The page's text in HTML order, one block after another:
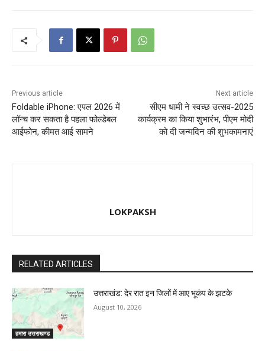
n
Previous article
Foldable iPhone: एपल 2026 में
लॉन्च कर सकता है पहला फोल्डेबल
आईफोन, कीमत आई सामने
Next article
सीएम धामी ने स्वच्छ उत्सव-2025
कार्यक्रम का किया शुभारंभ, पीएम मोदी
को दी जन्मदिन की शुभकामनाएं
LOKPAKSH
RELATED ARTICLES
हमारा उत्तराखण्ड
उत्तराखंड: देर रात इन जिलों में आए भूकंप के झटके
August 10, 2026